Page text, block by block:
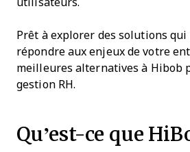
utilisateurs.
Prêt à explorer des solutions
répondre aux enjeux de votre
meilleures alternatives à Hibob
gestion RH.
Qu’est-ce que